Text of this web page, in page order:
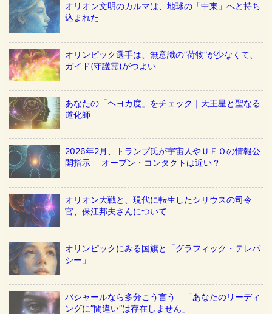
オリオン文明のカルマは、地球の「中東」へと持ち
込まれた
オリンピック選手は、無意識の”荷物”が少なくて、
ガイド(守護霊)がつよい
あなたの「ヘヨカ度」をチェック｜天王星と聖なる
道化師
2026年2月、トランプ氏が宇宙人やＵＦＯの情報公
開指示 オープン・コンタクトは近い？
オリオン大戦と、現代に転生したシリウスの司令
官、保江邦夫さんについて
オリンピックにみる国旗と「グラフィック・テレパ
シー」
バシャールなら多分こう言う 「あなたのリーディ
ングに”間違い”は存在しません」